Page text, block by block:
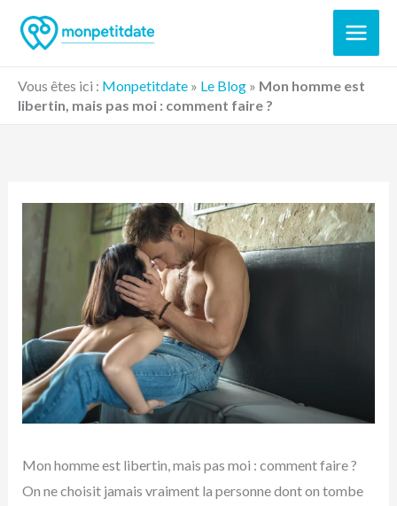
Vous êtes ici : Monpetitdate » Le Blog » Mon homme est
libertin, mais pas moi : comment faire ?
Mon homme est libertin, mais pas moi : comment faire ?
On ne choisit jamais vraiment la personne dont on tombe